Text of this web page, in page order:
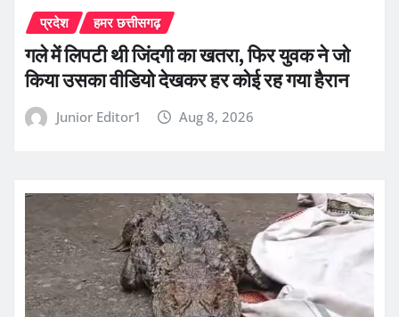
प्रदेश हमर छत्तीसगढ़
गले में लिपटी थी जिंदगी का खतरा, फिर युवक ने जो
किया उसका वीडियो देखकर हर कोई रह गया हैरान
Junior Editor1 Aug 8, 2026